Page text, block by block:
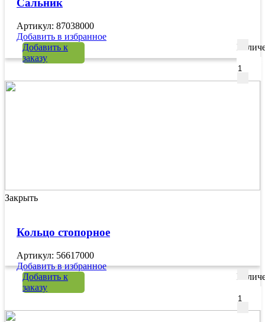
Сальник
Артикул: 87038000
Добавить в избранное
Добавить к
заказу
Закрыть
Кольцо стопорное
Артикул: 56617000
Добавить в избранное
Добавить к
заказу